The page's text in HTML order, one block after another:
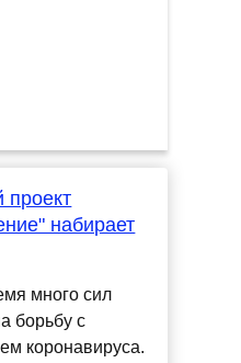
проект
набирает
много сил
борьбу с
коронавируса.